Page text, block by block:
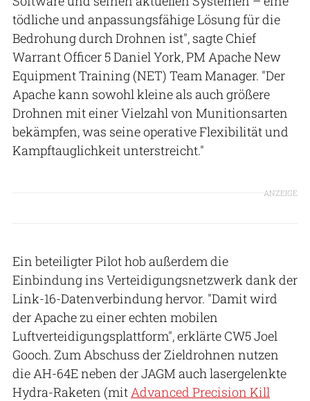
tödliche und anpassungsfähige Lösung für die
Bedrohung durch Drohnen ist", sagte Chief
Warrant Officer 5 Daniel York, PM Apache New
Equipment Training (NET) Team Manager. "Der
Apache kann sowohl kleine als auch größere
Drohnen mit einer Vielzahl von Munitionsarten
bekämpfen, was seine operative Flexibilität und
Kampftauglichkeit unterstreicht."
ANZEIGE
Ein beteiligter Pilot hob außerdem die
Einbindung ins Verteidigungsnetzwerk dank der
Link-16-Datenverbindung hervor. "Damit wird
der Apache zu einer echten mobilen
Luftverteidigungsplattform", erklärte CW5 Joel
Gooch. Zum Abschuss der Zieldrohnen nutzen
die AH-64E neben der JAGM auch lasergelenkte
Hydra-Raketen (mit Advanced Precision Kill